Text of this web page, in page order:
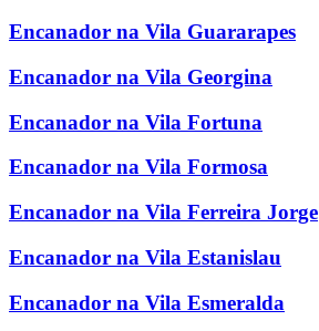
Encanador na Vila Guararapes
Encanador na Vila Georgina
Encanador na Vila Fortuna
Encanador na Vila Formosa
Encanador na Vila Ferreira Jorge
Encanador na Vila Estanislau
Encanador na Vila Esmeralda